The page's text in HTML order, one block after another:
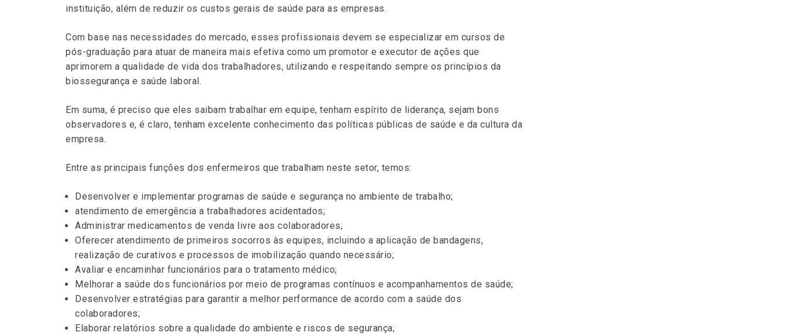
instituição, além de reduzir os custos gerais de saúde para as empresas.
Com base nas necessidades do mercado, esses profissionais devem se especializar em cursos de
pós-graduação para atuar de maneira mais efetiva como um promotor e executor de ações que
aprimorem a qualidade de vida dos trabalhadores, utilizando e respeitando sempre os princípios da
biossegurança e saúde laboral.
Em suma, é preciso que eles saibam trabalhar em equipe, tenham espírito de liderança, sejam bons
observadores e, é claro, tenham excelente conhecimento das políticas públicas de saúde e da cultura da
empresa.
Entre as principais funções dos enfermeiros que trabalham neste setor, temos:
Desenvolver e implementar programas de saúde e segurança no ambiente de trabalho;
atendimento de emergência a trabalhadores acidentados;
Administrar medicamentos de venda livre aos colaboradores;
Oferecer atendimento de primeiros socorros às equipes, incluindo a aplicação de bandagens,
realização de curativos e processos de imobilização quando necessário;
Avaliar e encaminhar funcionários para o tratamento médico;
Melhorar a saúde dos funcionários por meio de programas contínuos e acompanhamentos de saúde;
Desenvolver estratégias para garantir a melhor performance de acordo com a saúde dos
colaboradores;
Elaborar relatórios sobre a qualidade do ambiente e riscos de segurança;